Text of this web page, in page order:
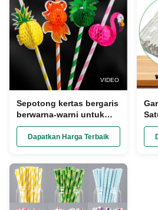
VIDEO
Sepotong kertas bergaris
berwarna-warni untuk
merayakan pesta 20cm
Panjang
Dapatkan Harga Terbaik